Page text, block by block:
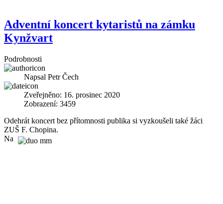
Adventní koncert kytaristů na zámku
Kynžvart
Podrobnosti
Napsal Petr Čech
Zveřejněno: 16. prosinec 2020
Zobrazení: 3459
Odehrát koncert bez přítomnosti publika si vyzkoušeli také žáci
ZUŠ F. Chopina.
Na